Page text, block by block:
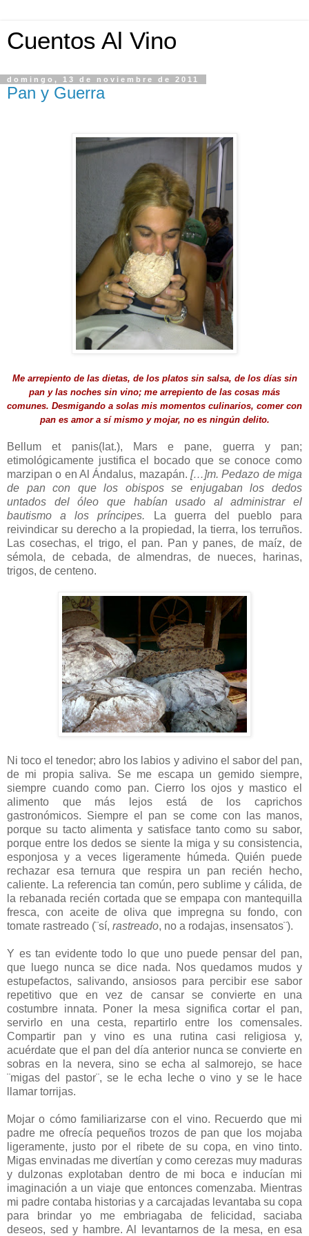
Cuentos Al Vino
domingo, 13 de noviembre de 2011
Pan y Guerra
Me arrepiento de las dietas, de los platos sin salsa, de los días sin
pan y las noches sin vino; me arrepiento de las cosas más
comunes. Desmigando a solas mis momentos culinarios, comer con
pan es amor a sí mismo y mojar, no es ningún delito.
Bellum et panis(lat.), Mars e pane, guerra y pan;
etimológicamente justifica el bocado que se conoce como
marzipan o en Al Ándalus, mazapán. […]m. Pedazo de miga
de pan con que los obispos se enjugaban los dedos
untados del óleo que habían usado al administrar el
bautismo a los príncipes.
La guerra del pueblo para
reivindicar su derecho a la propiedad, la tierra, los terruños.
Las cosechas, el trigo, el pan. Pan y panes, de maíz, de
sémola, de cebada, de almendras, de nueces, harinas,
trigos, de centeno.
Ni toco el tenedor; abro los labios y adivino el sabor del pan,
de mi propia saliva. Se me escapa un gemido siempre,
siempre cuando como pan. Cierro los ojos y mastico el
alimento que más lejos está de los caprichos
gastronómicos. Siempre el pan se come con las manos,
porque su tacto alimenta y satisface tanto como su sabor,
porque entre los dedos se siente la miga y su consistencia,
esponjosa y a veces ligeramente húmeda. Quién puede
rechazar esa ternura que respira un pan recién hecho,
caliente. La referencia tan común, pero sublime y cálida, de
la rebanada recién cortada que se empapa con mantequilla
fresca, con aceite de oliva que impregna su fondo, con
tomate rastreado (¨sí, rastreado, no a rodajas, insensatos¨).
Y es tan evidente todo lo que uno puede pensar del pan,
que luego nunca se dice nada. Nos quedamos mudos y
estupefactos, salivando, ansiosos para percibir ese sabor
repetitivo que en vez de cansar se convierte en una
costumbre innata. Poner la mesa significa cortar el pan,
servirlo en una cesta, repartirlo entre los comensales.
Compartir pan y vino es una rutina casi religiosa y,
acuérdate que el pan del día anterior nunca se convierte en
sobras en la nevera, sino se echa al salmorejo, se hace
¨migas del pastor¨, se le echa leche o vino y se le hace
llamar torrijas.
Mojar o cómo familiarizarse con el vino. Recuerdo que mi
padre me ofrecía pequeños trozos de pan que los mojaba
ligeramente, justo por el ribete de su copa, en vino tinto.
Migas envinadas me divertían y como cerezas muy maduras
y dulzonas explotaban dentro de mi boca e inducían mi
imaginación a un viaje que entonces comenzaba. Mientras
mi padre contaba historias y a carcajadas levantaba su copa
para brindar yo me embriagaba de felicidad, saciaba
deseos, sed y hambre. Al levantarnos de la mesa, en esa